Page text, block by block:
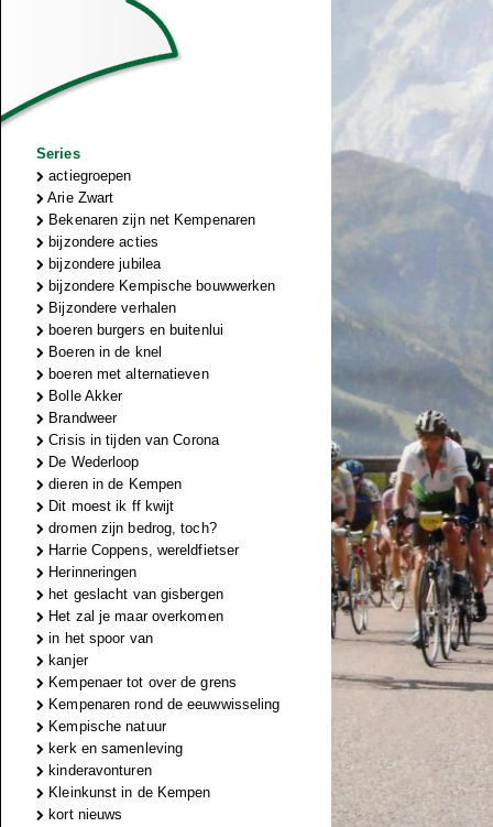
Series
actiegroepen
Arie Zwart
Bekenaren zijn net Kempenaren
bijzondere acties
bijzondere jubilea
bijzondere Kempische bouwwerken
Bijzondere verhalen
boeren burgers en buitenlui
Boeren in de knel
boeren met alternatieven
Bolle Akker
Brandweer
Crisis in tijden van Corona
De Wederloop
dieren in de Kempen
Dit moest ik ff kwijt
dromen zijn bedrog, toch?
Harrie Coppens, wereldfietser
Herinneringen
het geslacht van gisbergen
Het zal je maar overkomen
in het spoor van
kanjer
Kempenaer tot over de grens
Kempenaren rond de eeuwwisseling
Kempische natuur
kerk en samenleving
kinderavonturen
Kleinkunst in de Kempen
kort nieuws